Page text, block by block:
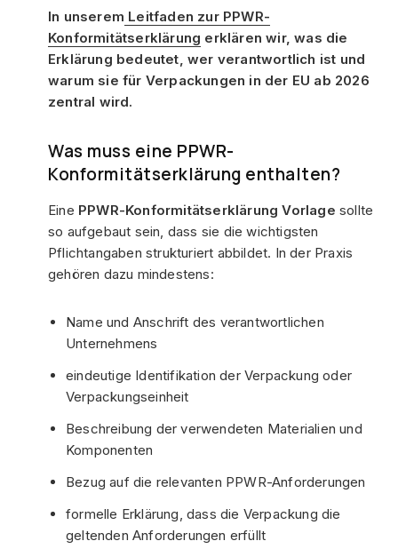
In unserem Leitfaden zur PPWR-
Konformitätserklärung erklären wir, was die
Erklärung bedeutet, wer verantwortlich ist und
warum sie für Verpackungen in der EU ab 2026
zentral wird.
Was muss eine PPWR-
Konformitätserklärung enthalten?
Eine PPWR-Konformitätserklärung Vorlage sollte
so aufgebaut sein, dass sie die wichtigsten
Pflichtangaben strukturiert abbildet. In der Praxis
gehören dazu mindestens:
Name und Anschrift des verantwortlichen
Unternehmens
eindeutige Identifikation der Verpackung oder
Verpackungseinheit
Beschreibung der verwendeten Materialien und
Komponenten
Bezug auf die relevanten PPWR-Anforderungen
formelle Erklärung, dass die Verpackung die
geltenden Anforderungen erfüllt